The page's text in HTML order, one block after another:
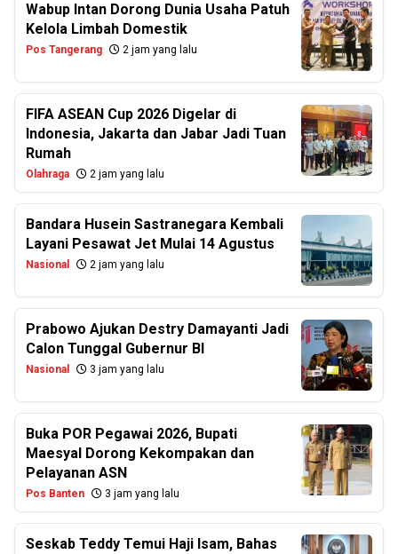
Wabup Intan Dorong Dunia Usaha Patuh
Kelola Limbah Domestik
Pos Tangerang 2 jam yang lalu
FIFA ASEAN Cup 2026 Digelar di
Indonesia, Jakarta dan Jabar Jadi Tuan
Rumah
Olahraga 2 jam yang lalu
Bandara Husein Sastranegara Kembali
Layani Pesawat Jet Mulai 14 Agustus
Nasional 2 jam yang lalu
Prabowo Ajukan Destry Damayanti Jadi
Calon Tunggal Gubernur BI
Nasional 3 jam yang lalu
Buka POR Pegawai 2026, Bupati
Maesyal Dorong Kekompakan dan
Pelayanan ASN
Pos Banten 3 jam yang lalu
Seskab Teddy Temui Haji Isam, Bahas